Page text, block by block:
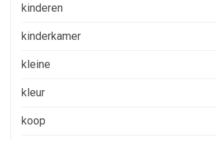
kinderen
kinderkamer
kleine
kleur
koop